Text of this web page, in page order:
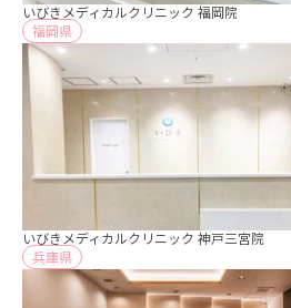
いびきメディカルクリニック 福岡院
福岡県
いびきメディカルクリニック 神戸三宮院
兵庫県